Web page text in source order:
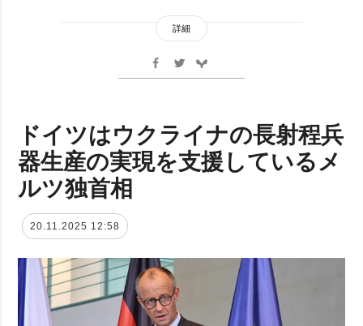
詳細
ドイツはウクライナの長射程兵
器生産の実現を支援しているメ
ルツ独首相
20.11.2025 12:58